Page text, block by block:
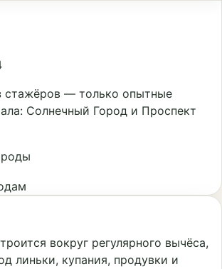
стажёров — только опытные
Солнечный Город и Проспект
вокруг регулярного вычёса,
линьки, купания, продувки и